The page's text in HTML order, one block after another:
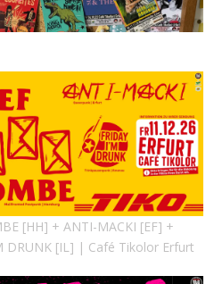
[HH] + ANTI-MACKI [EF] +
DRUNK [IL] | Café Tikolor Erfurt